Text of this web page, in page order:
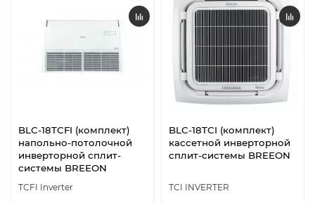
BLC-18TCFI (комплект)
напольно-потолочной
инверторной сплит-
системы BREEON
TCFI Inverter
BLC-18TCI (комплект)
кассетной инверторной
сплит-системы BREEON
TCI INVERTER